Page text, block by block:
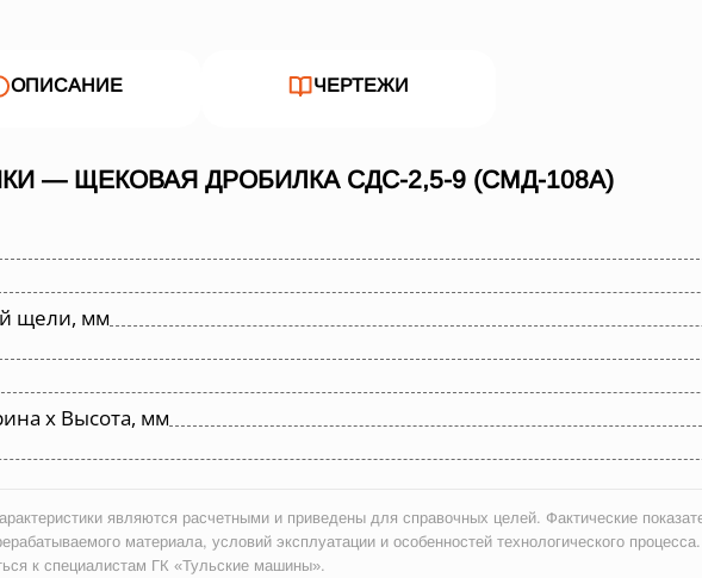
ОПИСАНИЕ ЧЕРТЕЖИ
— ЩЕКОВАЯ ДРОБИЛКА СДС-2,5-9 (СМД-108А)
щели, мм
х Высота, мм
являются расчетными и приведены для справочных целей. Фактические
материала, условий эксплуатации и особенностей технологического
к специалистам ГК «Тульские машины».